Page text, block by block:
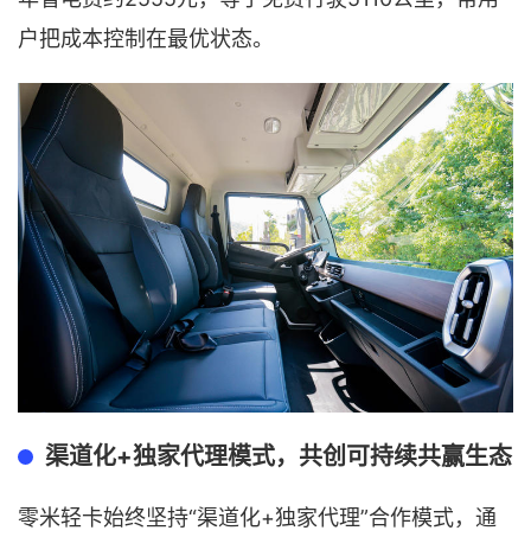
户把成本控制在最优状态。
渠道化+独家代理模式，共创可持续共赢生态
零米轻卡始终坚持“渠道化+独家代理”合作模式，通